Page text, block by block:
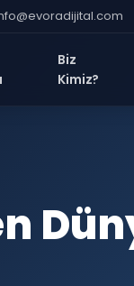
Biz
Kimiz?